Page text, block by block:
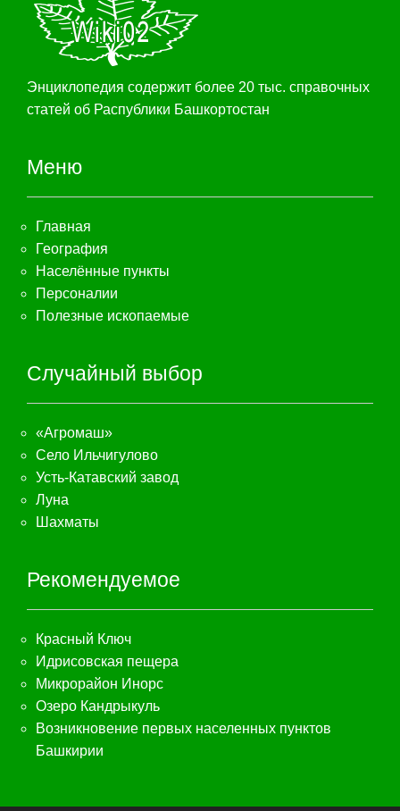
Энциклопедия содержит более 20 тыс. справочных
статей об Распублики Башкортостан
Меню
Главная
География
Населённые пункты
Персоналии
Полезные ископаемые
Случайный выбор
«Агромаш»
Село Ильчигулово
Усть-Катавский завод
Луна
Шахматы
Рекомендуемое
Красный Ключ
Идрисовская пещера
Микрорайон Инорс
Озеро Кандрыкуль
Возникновение первых населенных пунктов
Башкирии